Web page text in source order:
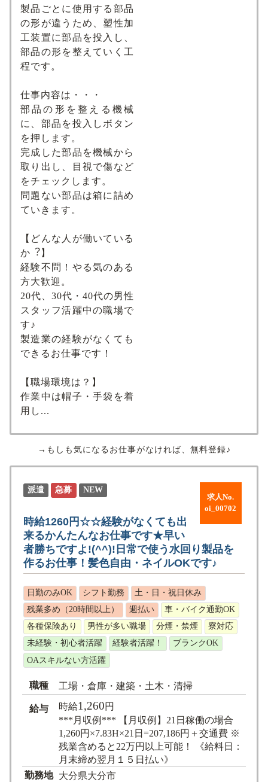
製品ごとに使用する部品
の形が違うため、塑性加
工装置に部品を投入し、
部品の形を整えていく工
程です。
仕事内容は・・・
部品の形を整える機械
に、部品を投入しボタン
を押します。
完成した部品を機械から
取り出し、目視で傷など
をチェックします。
問題ない部品は箱に詰め
ていきます。
【どんな⼈が働いている
か︖】
経験不問！やる気のある
方大歓迎。
20代、30代・40代の男性
スタッフ活躍中の職場で
す♪
製造業の経験がなくても
できるお仕事です！
【職場環境は？】
作業中は帽子・手袋を着
用し...
→もしも気になるお仕事がなければ、無料登録♪
求人No.
oi_00702
派遣 急募 NEW
時給1260円☆☆経験がなくても出
来るかんたんなお仕事です★早い
者勝ちですよ!(^^)!日常で使う水回り製品を
作るお仕事！髪色自由・ネイルOKです♪
日勤のみOK シフト勤務
土・日・祝日休み
残業多め（20時間以上）
週払い
車・バイク通勤OK
各種保険あり
男性が多い職場 分煙・禁煙
寮対応
未経験・初心者活躍
経験者活躍！
ブランクOK
OAスキルない方活躍
職種 工場・倉庫・建築・土木・清掃
給与 時給1,260円
***月収例*** 【月収例】21日稼働の場合
1,260円×7.83H×21日=207,186円＋交通費 ※
残業含めると22万円以上可能！ 《給料日：
月末締め翌月１５日払い》
勤務地 大分県大分市